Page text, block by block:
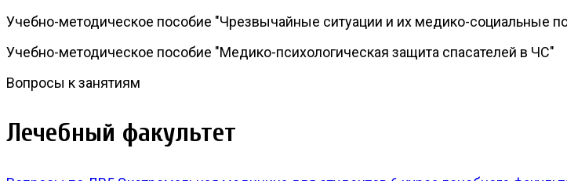
Учебно-методическое пособие "Чрезвычайные ситуации и их медико-социальные
Учебно-методическое пособие "Медико-психологическая защита спасателей в ЧС"
Вопросы к занятиям
Лечебный факультет